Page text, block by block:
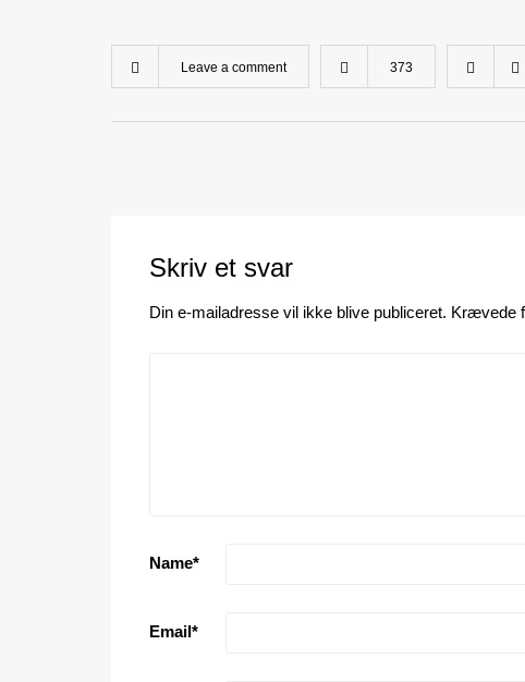
Leave a comment 373
Skriv et svar
Din e-mailadresse vil ikke blive publiceret. Krævede
Name*
Email*